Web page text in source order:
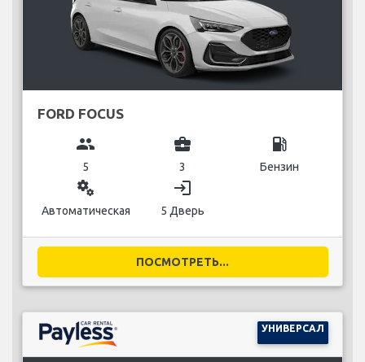
FORD FOCUS
group
5
business_center
3
local_gas_station
Бензин
miscellaneous_services
Автоматическая
login
5 Дверь
ПОСМОТРЕТЬ...
УНИВЕРСАЛ